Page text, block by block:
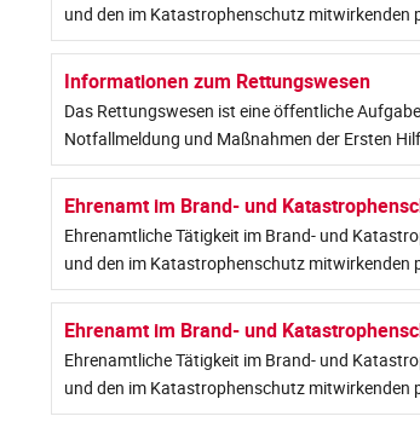
und den im Katastrophenschutz mitwirkenden
Informationen zum Rettungswesen
Das Rettungswesen ist eine öffentliche
Notfallmeldung und Maßnahmen der Ersten
Ehrenamt im Brand- und
Ehrenamtliche Tätigkeit im Brand- und
und den im Katastrophenschutz mitwirkenden
Ehrenamt im Brand- und
Ehrenamtliche Tätigkeit im Brand- und
und den im Katastrophenschutz mitwirkenden